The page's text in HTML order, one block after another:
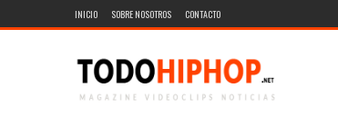
INICIO SOBRE NOSOTROS CONTACTO